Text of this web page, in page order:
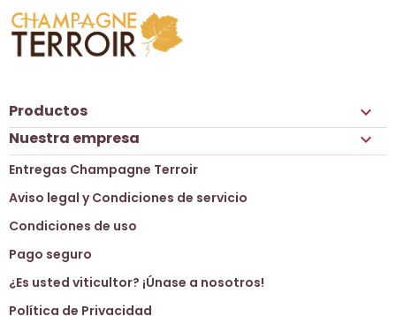
Productos 
Nuestra empresa 
Entregas Champagne Terroir
Aviso legal y Condiciones de servicio
Condiciones de uso
Pago seguro
¿Es usted viticultor? ¡Únase a nosotros!
Política de Privacidad